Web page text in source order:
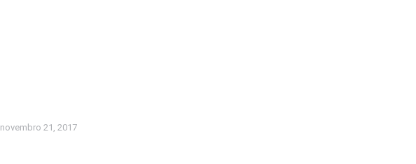
novembro 21, 2017